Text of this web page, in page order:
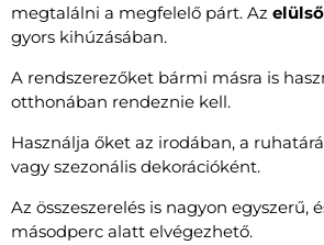
megtalálni a megfelelő párt. Az
gyors kihúzásában.
A rendszerezőket bármi másra is
otthonában rendeznie kell.
Használja őket az irodában, a
vagy szezonális dekorációként.
Az összeszerelés is nagyon egyszerű,
másodperc alatt elvégezhető.